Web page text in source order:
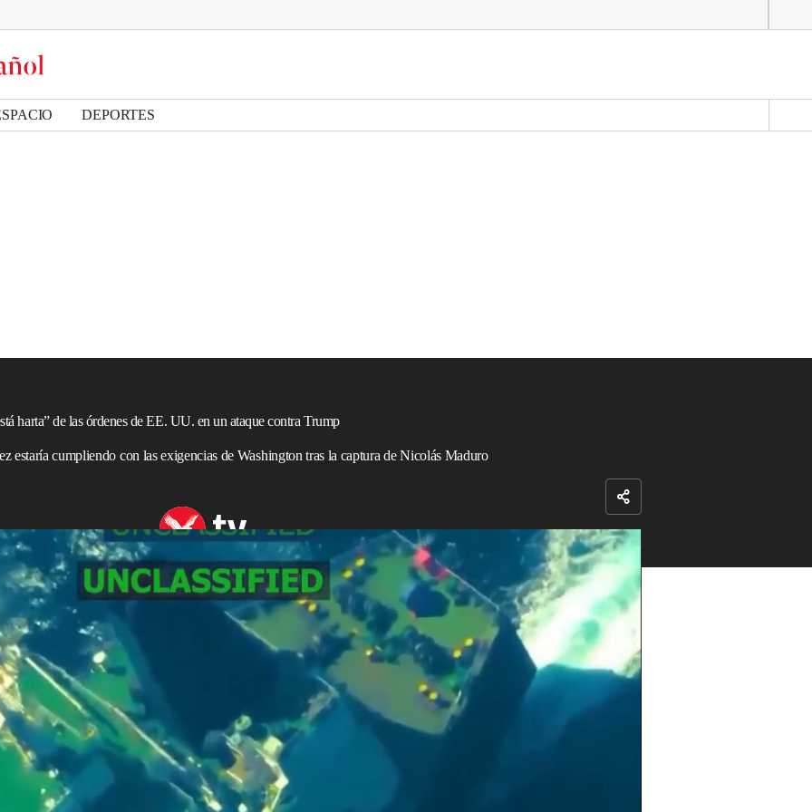
DEPORTES
harta” de las órdenes de EE. UU. en un ataque contra Trump
estaría cumpliendo con las exigencias de Washington tras la captura de Nicolás Maduro
vinculado a Venezuela
del Gobierno de Trump
, dijo la líder en funciones del
afirmara que “dirigiría” el país bajo sus
a principios de este mes, después de que las
Maduro en una dramática incursión nocturna,
los políticos enVenezuela. Dejemos que la política
conflictos internos. Basta de potencias extranjeras”, dijo
Puerto La Cruz, según el canal estatal Venezolana de